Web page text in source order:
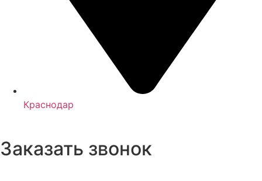
Краснодар
Заказать звонок